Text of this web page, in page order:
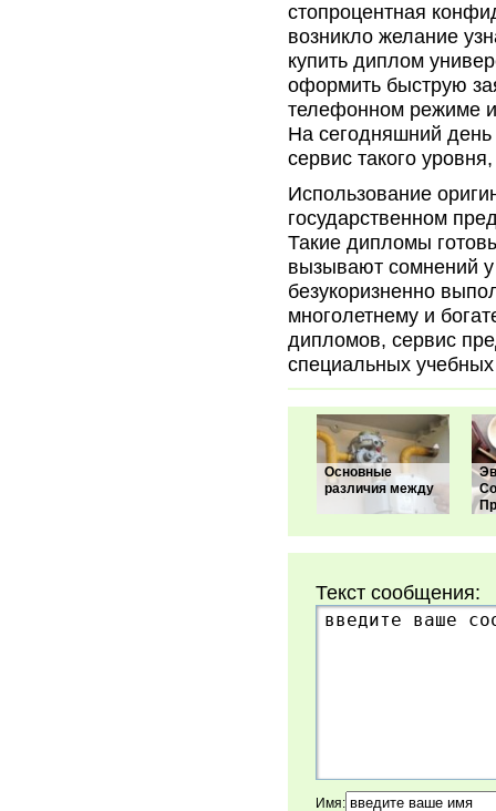
стопроцентная
возникло желание
купить диплом
оформить быструю
телефонном режиме
На сегодняшний день
сервис такого
Использование
государственном
Такие дипломы
вызывают сомнений
безукоризненно
многолетнему и
дипломов, сервис
специальных
Основные
различия между
Текст сообщения:
Имя: